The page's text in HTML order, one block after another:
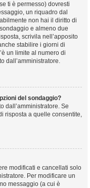
ti è permesso) dovresti
un riquadro dal
non hai il diritto di
e almeno due
scrivila nell’apposito
stabilire i giorni di
un limite al numero di
dall’amministratore.
del sondaggio?
dall’amministratore. Se
risposta a quelle consentite,
modificati e cancellati solo
Per modificare un
messaggio (a cui è